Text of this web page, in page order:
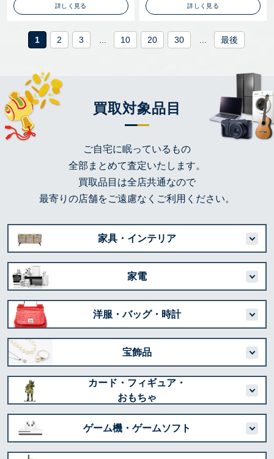
詳しく見る 詳しく見る
1 2 3 ... 10 20 30 ... 最後
買取対象品目
ご自宅に眠っているもの
全部まとめて査定いたします。
買取品目は全店共通なので
最寄りの店舗をご遠慮なくご利用ください。
家具・インテリア
家電
洋服・バッグ・時計
宝飾品
カード・フィギュア・
おもちゃ
ゲーム機・ゲームソフト